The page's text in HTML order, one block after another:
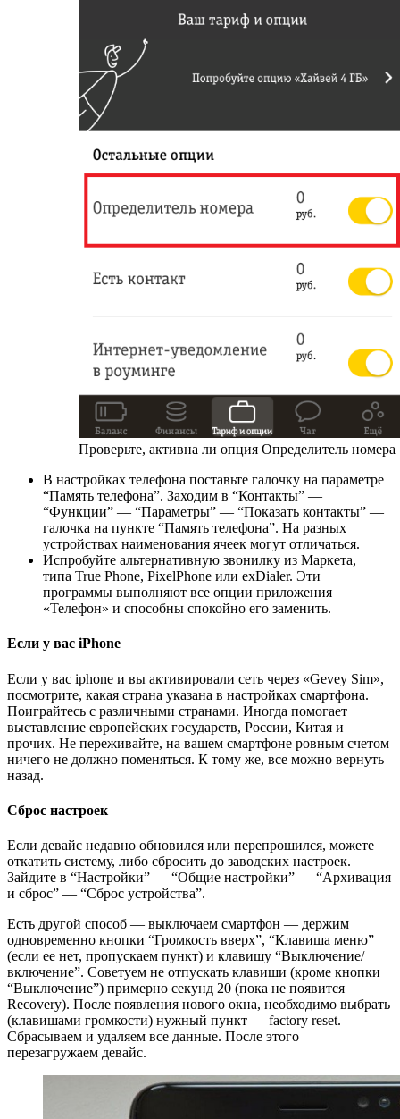
Проверьте, активна ли опция Определитель номера
В настройках телефона поставьте галочку на параметре
“Память телефона”. Заходим в “Контакты” —
“Функции” — “Параметры” — “Показать контакты” —
галочка на пункте “Память телефона”. На разных
устройствах наименования ячеек могут отличаться.
Испробуйте альтернативную звонилку из Маркета,
типа True Phone, PixelPhone или exDialer. Эти
программы выполняют все опции приложения
«Телефон» и способны спокойно его заменить.
Если у вас iPhone
Если у вас iphone и вы активировали сеть через «Gevey Sim»,
посмотрите, какая страна указана в настройках смартфона.
Поиграйтесь с различными странами. Иногда помогает
выставление европейских государств, России, Китая и
прочих. Не переживайте, на вашем смартфоне ровным счетом
ничего не должно поменяться. К тому же, все можно вернуть
назад.
Сброс настроек
Если девайс недавно обновился или перепрошился, можете
откатить систему, либо сбросить до заводских настроек.
Зайдите в “Настройки” — “Общие настройки” — “Архивация
и сброс” — “Сброс устройства”.
Есть другой способ — выключаем смартфон — держим
одновременно кнопки “Громкость вверх”, “Клавиша меню”
(если ее нет, пропускаем пункт) и клавишу “Выключение/
включение”. Советуем не отпускать клавиши (кроме кнопки
“Выключение”) примерно секунд 20 (пока не появится
Recovery). После появления нового окна, необходимо выбрать
(клавишами громкости) нужный пункт — factory reset.
Сбрасываем и удаляем все данные. После этого
перезагружаем девайс.